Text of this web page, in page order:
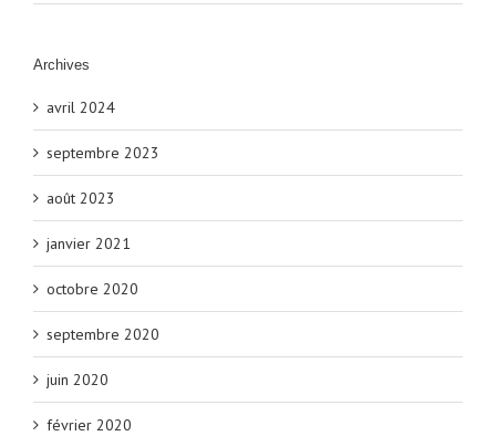
Archives
avril 2024
septembre 2023
août 2023
janvier 2021
octobre 2020
septembre 2020
juin 2020
février 2020